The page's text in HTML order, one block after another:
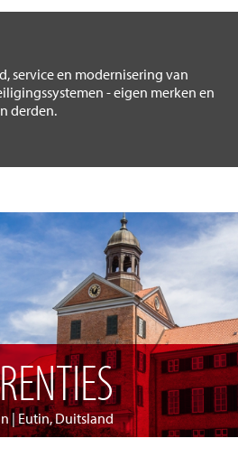
service en modernisering van
- eigen merken en
derden.
| Eutin, Duitsland